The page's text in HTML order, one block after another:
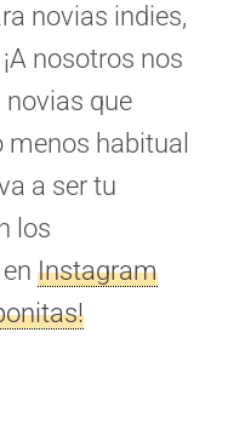
novias indies,
nosotros nos
que
habitual
a ser tu
los
Instagram